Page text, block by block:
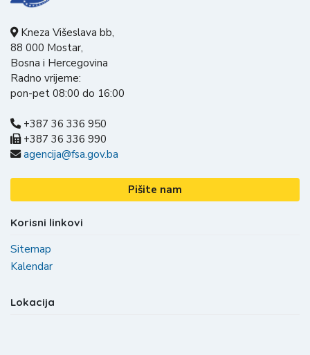
Kneza Višeslava bb,
88 000 Mostar,
Bosna i Hercegovina
Radno vrijeme:
pon-pet 08:00 do 16:00
+387 36 336 950
+387 36 336 990
agencija@fsa.gov.ba
Pišite nam
Korisni linkovi
Sitemap
Kalendar
Lokacija